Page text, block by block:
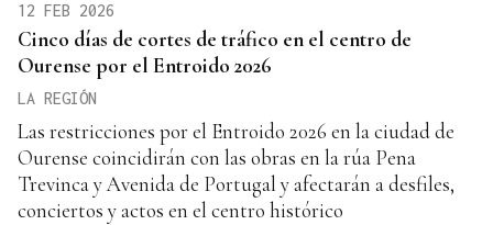
12 FEB 2026
Cinco días de cortes de tráfico en el centro de
Ourense por el Entroido 2026
LA REGIÓN
Las restricciones por el Entroido 2026 en la ciudad de
Ourense coincidirán con las obras en la rúa Pena
Trevinca y Avenida de Portugal y afectarán a desfiles,
conciertos y actos en el centro histórico